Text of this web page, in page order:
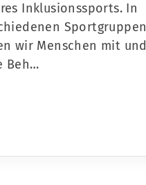
Inklusionssports. In
Sportgruppen
wir Menschen mit und
Beh…